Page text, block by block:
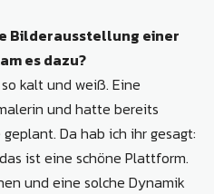
Bilderausstellung einer
es dazu?
kalt und weiß. Eine
und hatte bereits
Da hab ich ihr gesagt:
ist eine schöne Plattform.
und eine solche Dynamik